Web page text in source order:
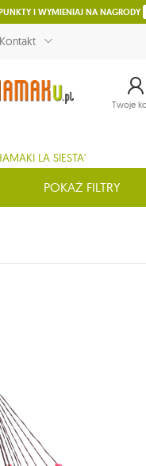
I WYMIENIAJ NA NAGRODY
Kontakt
Twoje
LA SIESTA'
POKAŻ FILTRY